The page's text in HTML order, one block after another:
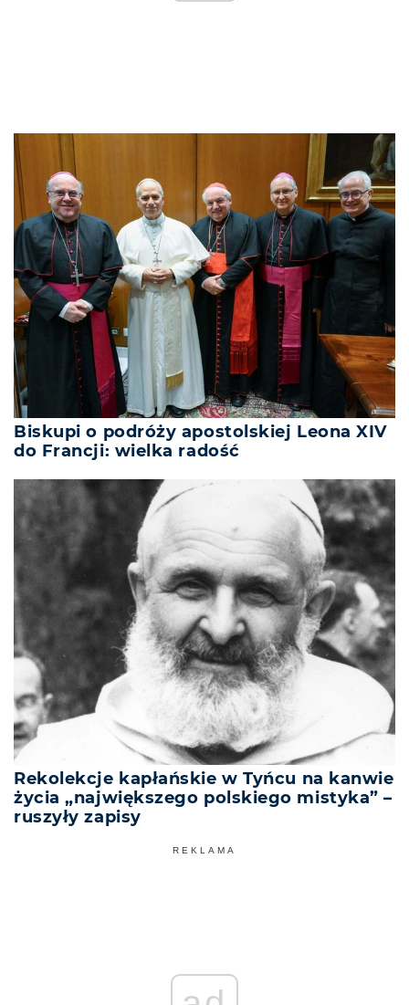
Biskupi o podróży apostolskiej Leona XIV
do Francji: wielka radość
Rekolekcje kapłańskie w Tyńcu na kanwie
życia „największego polskiego mistyka” –
ruszyły zapisy
REKLAMA